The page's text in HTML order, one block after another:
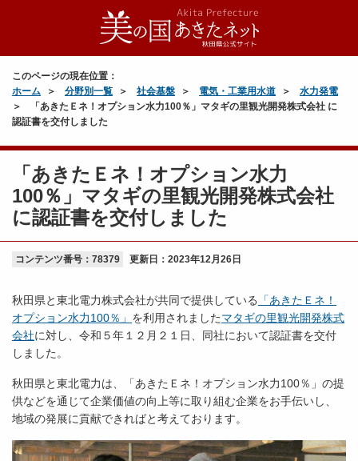
このページの現在位置：
ホーム
分野別一覧 社会基盤 電気・工業用水道
水力発電
「あきたＥネ！オプション水力100％」マタギの里観光開発株式会社 に
認証書を交付しました
「あきたＥネ！オプション水力
100％」マタギの里観光開発株式会社
に認証書を交付しました
コンテンツ番号：78379 更新日： 2023年12月26日
秋田県と東北電力株式会社が共同で提供している
「あきたＥネ！
オプション水力100％」 を利用されましたマタギの里観光開発株式
会社に対し、令和５年１２月２１日、同社において認証書を交付
しました。
秋田県と東北電力は、「あきたＥネ！オプション水力100％」の提
供などを通じて企業価値の向上等に取り組む企業をお手伝いし、
地域の発展に貢献できればと考えております。